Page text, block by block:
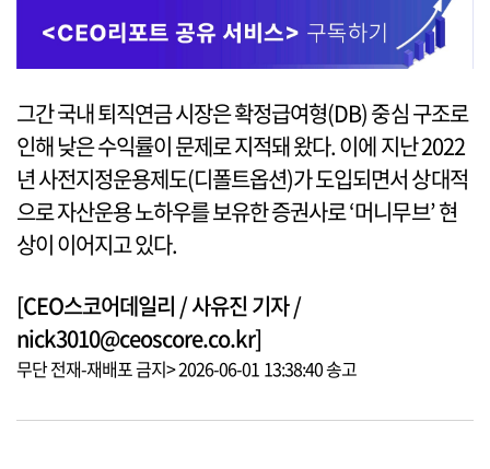
그간 국내 퇴직연금 시장은 확정급여형(DB) 중심 구조로
인해 낮은 수익률이 문제로 지적돼 왔다. 이에 지난 2022
년 사전지정운용제도(디폴트옵션)가 도입되면서 상대적
으로 자산운용 노하우를 보유한 증권사로 ‘머니무브’ 현
상이 이어지고 있다.
[CEO스코어데일리 / 사유진 기자 /
nick3010@ceoscore.co.kr]
무단 전재-재배포 금지> 2026-06-01 13:38:40 송고